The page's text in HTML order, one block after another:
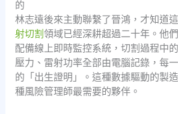
的
林志遠後來主動聯繫了晉鴻，才知道
射切割 領域已經深耕超過二十年。他
配備線上即時監控系統，切割過程中
壓力、雷射功率全部由電腦記錄，每
的「出生證明」。這種數據驅動的製
種風險管理師最需要的夥伴。